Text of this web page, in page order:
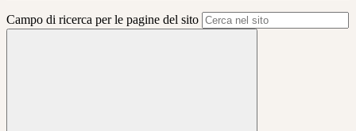
Campo di ricerca per le pagine del sito